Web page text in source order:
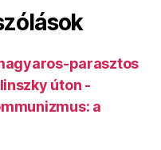
parasztos
úton -
a